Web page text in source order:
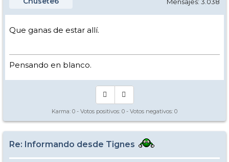
Que ganas de estar allí.
Pensando en blanco.
Karma: 0 - Votos positivos: 0 - Votos negativos: 0
Re: Informando desde Tignes